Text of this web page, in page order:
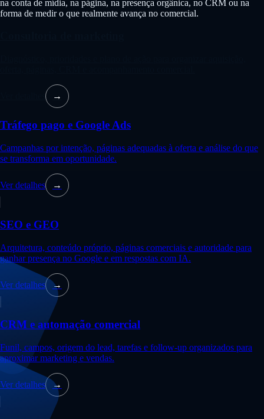
na conta de mídia, na página, na presença orgânica, no CRM ou na
forma de medir o que realmente avança no comercial.
→
Tráfego pago e Google Ads
Campanhas por intenção, páginas adequadas à oferta e análise do que
se transforma em oportunidade.
Ver detalhes →
SEO e GEO
Arquitetura, conteúdo próprio, páginas comerciais e autoridade para
ganhar presença no Google e em respostas com IA.
Ver detalhes →
CRM e automação comercial
Funil, campos, origem do lead, tarefas e follow-up organizados para
aproximar marketing e vendas.
Ver detalhes →